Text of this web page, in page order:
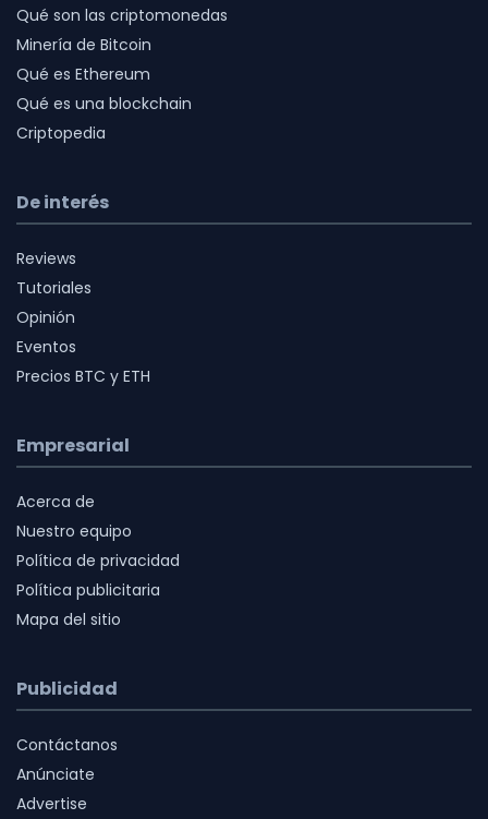
Qué son las criptomonedas
Minería de Bitcoin
Qué es Ethereum
Qué es una blockchain
Criptopedia
De interés
Reviews
Tutoriales
Opinión
Eventos
Precios BTC y ETH
Empresarial
Acerca de
Nuestro equipo
Política de privacidad
Política publicitaria
Mapa del sitio
Publicidad
Contáctanos
Anúnciate
Advertise